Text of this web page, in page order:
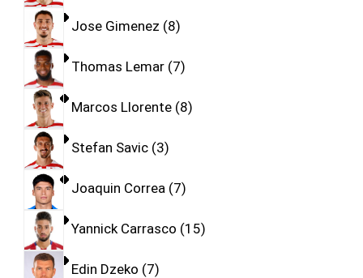
Jose Gimenez 8
Thomas Lemar 7
Marcos Llorente 8
Stefan Savic 3
Joaquin Correa 7
Yannick Carrasco 15
Edin Dzeko 7